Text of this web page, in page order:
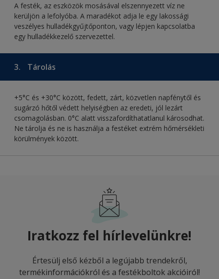
A festék, az eszközök mosásával elszennyezett víz ne
kerüljön a lefolyóba. A maradékot adja le egy lakossági
veszélyes hulladékgyűjtőponton, vagy lépjen kapcsolatba
egy hulladékkezelő szervezettel.
3. Tárolás
+5°C és +30°C között, fedett, zárt, közvetlen napfénytől és
sugárzó hőtől védett helyiségben az eredeti, jól lezárt
csomagolásban. 0°C alatt visszafordíthatatlanul károsodhat.
Ne tárolja és ne is használja a festéket extrém hőmérsékleti
körülmények között.
Iratkozz fel hírlevelünkre!
Értesülj első kézből a legújabb trendekről,
termékinformációkról és a festékboltok akcióiról!